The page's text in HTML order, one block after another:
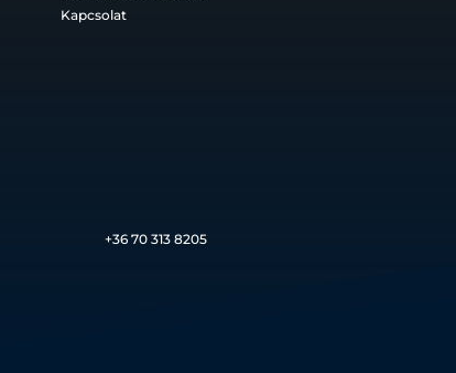
Kapcsolat
+36 70 313 8205